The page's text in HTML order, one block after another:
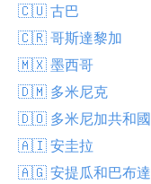
🇨🇺 古巴
🇨🇷 哥斯達黎加
🇲🇽 墨西哥
🇩🇲 多米尼克
🇩🇴 多米尼加共和國
🇦🇮 安圭拉
🇦🇬 安提瓜和巴布達